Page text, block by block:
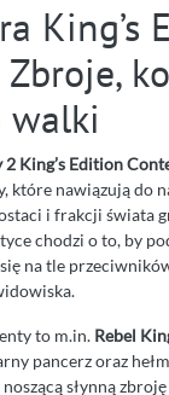
King’s
walki
King’s Edition
które nawiązują do
i frakcji świata
chodzi o to, by
na tle
to m.in. Rebel
pancerz oraz
słynną